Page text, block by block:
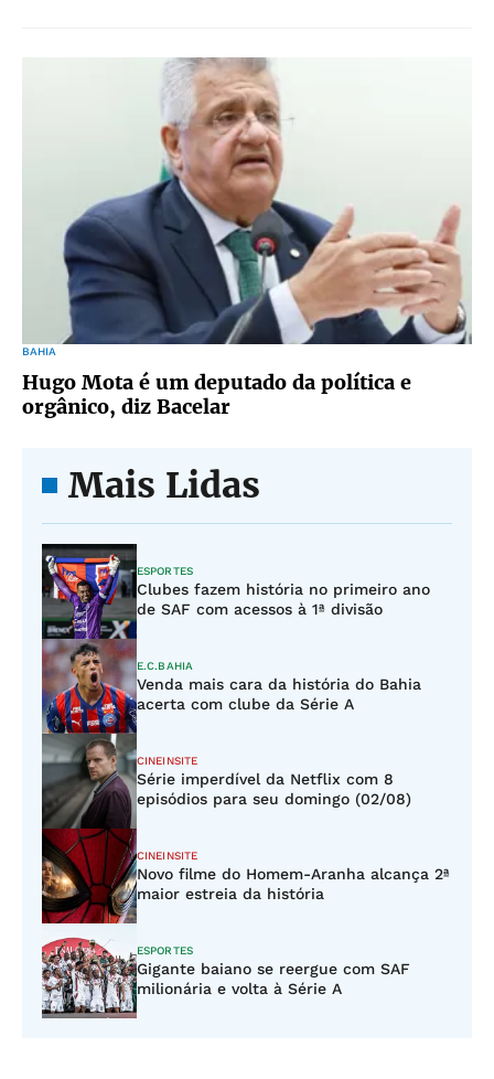
BAHIA
Hugo Mota é um deputado da política e
orgânico, diz Bacelar
Mais Lidas
ESPORTES
Clubes fazem história no primeiro ano
de SAF com acessos à 1ª divisão
E.C.BAHIA
Venda mais cara da história do Bahia
acerta com clube da Série A
CINEINSITE
Série imperdível da Netflix com 8
episódios para seu domingo (02/08)
CINEINSITE
Novo filme do Homem-Aranha alcança 2ª
maior estreia da história
ESPORTES
Gigante baiano se reergue com SAF
milionária e volta à Série A